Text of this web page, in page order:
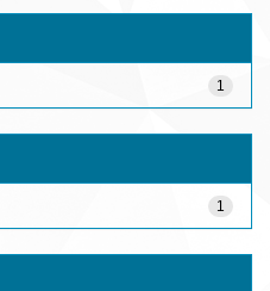
1
1